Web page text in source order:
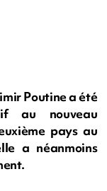
Poutine a été
au nouveau
pays au
a néanmoins